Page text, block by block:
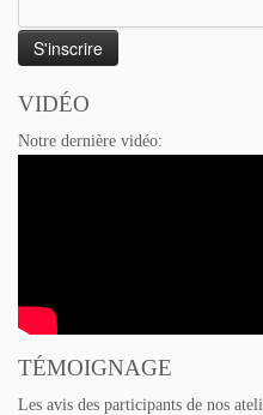
VIDÉO
Notre dernière vidéo:
TÉMOIGNAGE
Les avis des participants de nos